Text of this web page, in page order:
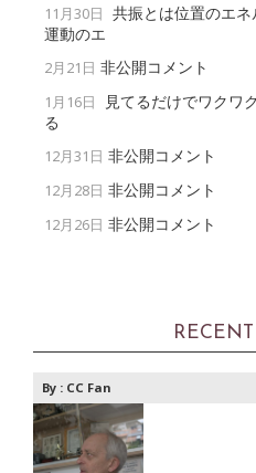
11月30日 共振とは位置のエ
運動のエ
2月21日 非公開コメント
1月16日
見てるだけでワクワ
る
12月31日 非公開コメント
12月28日 非公開コメント
12月26日 非公開コメント
By : CC Fan